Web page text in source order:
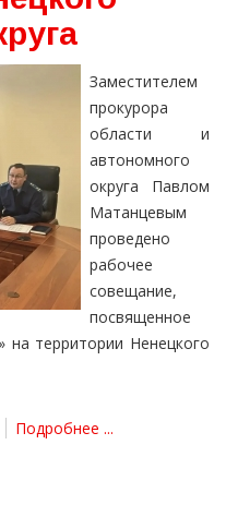
Заместителем
прокурора
области и
автономного
округа Павлом
Матанцевым
проведено
рабочее
совещание,
посвященное
на территории Ненецкого
Подробнее ...